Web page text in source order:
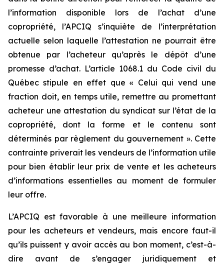
l’information disponible lors de l’achat d’une
copropriété, l’APCIQ s’inquiète de l’interprétation
actuelle selon laquelle l’attestation ne pourrait être
obtenue par l’acheteur qu’après le dépôt d’une
promesse d’achat. L’article 1068.1 du Code civil du
Québec stipule en effet que « Celui qui vend une
fraction doit, en temps utile, remettre au promettant
acheteur une attestation du syndicat sur l’état de la
copropriété, dont la forme et le contenu sont
déterminés par règlement du gouvernement ». Cette
contrainte priverait les vendeurs de l’information utile
pour bien établir leur prix de vente et les acheteurs
d’informations essentielles au moment de formuler
leur offre.
L’APCIQ est favorable à une meilleure information
pour les acheteurs et vendeurs, mais encore faut-il
qu’ils puissent y avoir accès au bon moment, c’est-à-
dire avant de s’engager juridiquement et